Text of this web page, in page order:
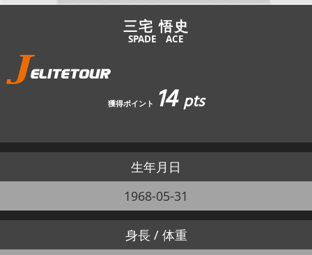
三宅 悟史
SPADE ACE
獲得ポイント 14pts
生年月日
1968-05-31
身長 / 体重